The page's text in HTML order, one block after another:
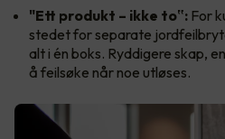
"Ett produkt – ikke to‟: For
stedet for separate
alt i én boks. Ryddigere skap,
å feilsøke når noe utløses.